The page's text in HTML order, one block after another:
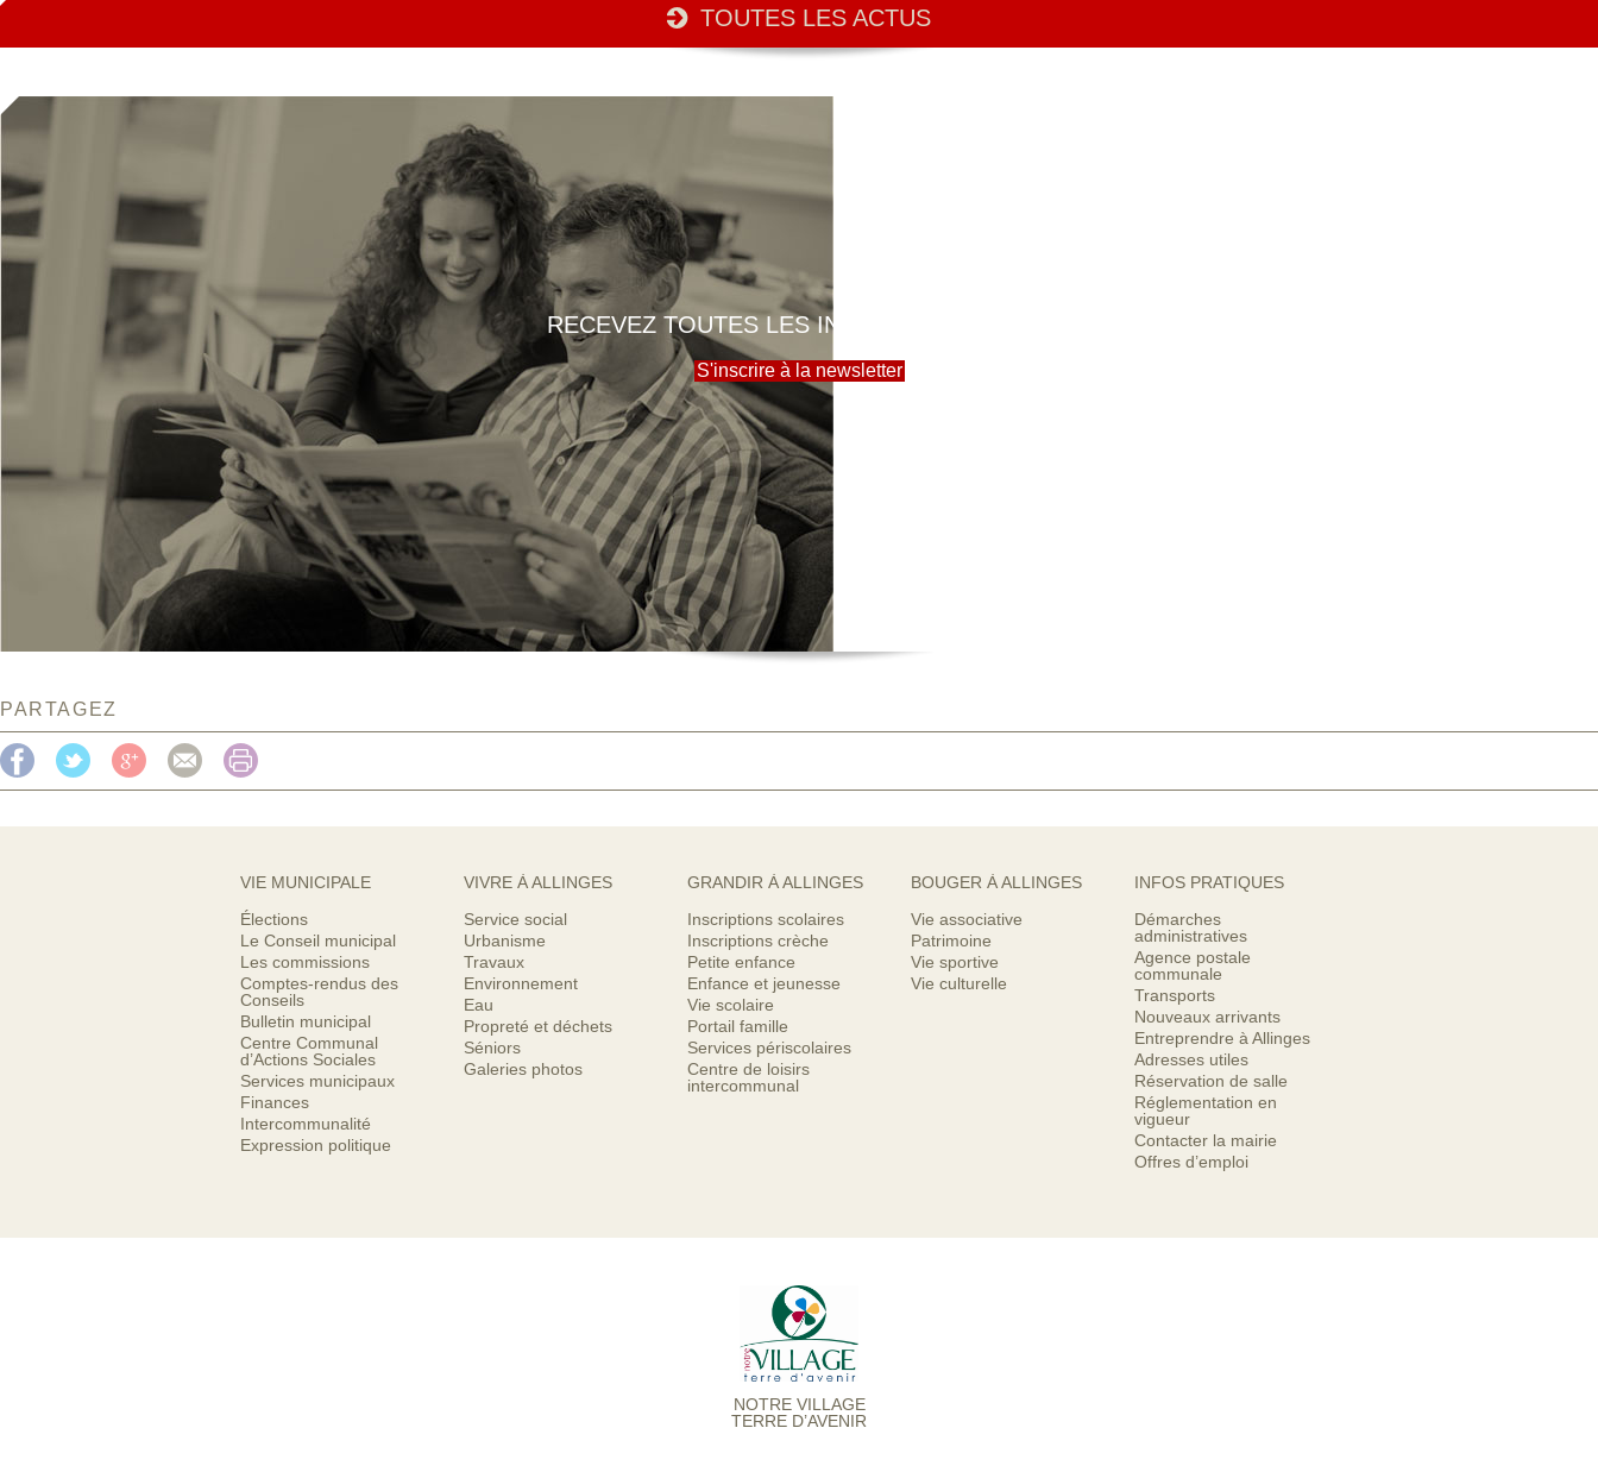
TOUTES LES ACTUS
RECEVEZ TOUTES LES INFOS DE LA MAIRIE
S'inscrire à la newsletter
PARTAGEZ
VIE MUNICIPALE
Élections
Le Conseil municipal
Les commissions
Comptes-rendus des
Conseils
Bulletin municipal
Centre Communal
d’Actions Sociales
Services municipaux
Finances
Intercommunalité
Expression politique
VIVRE À ALLINGES
Service social
Urbanisme
Travaux
Environnement
Eau
Propreté et déchets
Séniors
Galeries photos
GRANDIR À ALLINGES
Inscriptions scolaires
Inscriptions crèche
Petite enfance
Enfance et jeunesse
Vie scolaire
Portail famille
Services périscolaires
Centre de loisirs
intercommunal
BOUGER À ALLINGES
Vie associative
Patrimoine
Vie sportive
Vie culturelle
INFOS PRATIQUES
Démarches
administratives
Agence postale
communale
Transports
Nouveaux arrivants
Entreprendre à Allinges
Adresses utiles
Réservation de salle
Réglementation en
vigueur
Contacter la mairie
Offres d’emploi
NOTRE VILLAGE
TERRE D’AVENIR